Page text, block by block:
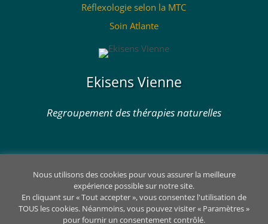
Réflexologie selon la MTC
Soin Atlante
Ekisens Vienne
Regroupement des thérapies naturelles
Nous utilisons des cookies pour vous assurer la meilleure
expérience possible sur notre site.
En cliquant sur « Tout accepter », vous consentez l'utilisation de
TOUS les cookies. Néanmoins, vous pouvez visiter « Paramètres »
pour fournir un consentement contrôlé.